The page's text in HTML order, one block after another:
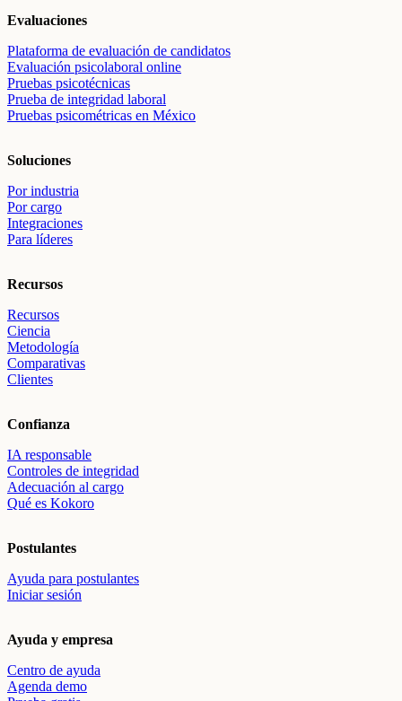
Evaluaciones
Plataforma de evaluación de candidatos
Evaluación psicolaboral online
Pruebas psicotécnicas
Prueba de integridad laboral
Pruebas psicométricas en México
Soluciones
Por industria
Por cargo
Integraciones
Para líderes
Recursos
Recursos
Ciencia
Metodología
Comparativas
Clientes
Confianza
IA responsable
Controles de integridad
Adecuación al cargo
Qué es Kokoro
Postulantes
Ayuda para postulantes
Iniciar sesión
Ayuda y empresa
Centro de ayuda
Agenda demo